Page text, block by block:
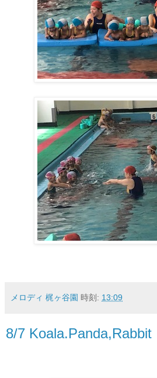
メロディ 梶ヶ谷園 時刻: 13:09
8/7 Koala.Panda,Rabbit